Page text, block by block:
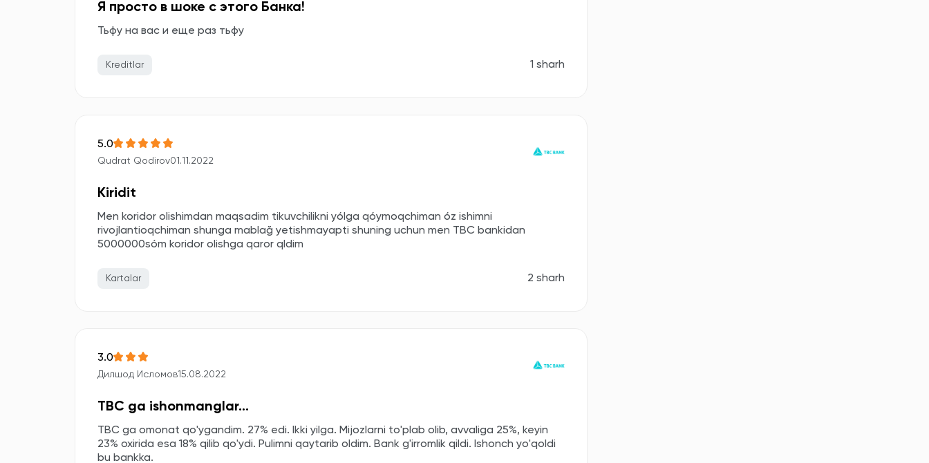
Я просто в шоке с этого Банка!
Тьфу на вас и еще раз тьфу
Kreditlar 1 sharh
5.0
Qudrat Qodirov01.11.2022
Kiridit
Men koridor olishimdan maqsadim tikuvchilikni yólga qóymoqchiman óz ishimni
rivojlantioqchiman shunga mablağ yetishmayapti shuning uchun men TBC bankidan
5000000sóm koridor olishga qaror qldim
Kartalar 2 sharh
3.0
Дилшод Исломов15.08.2022
TBC ga ishonmanglar...
TBC ga omonat qo'ygandim. 27% edi. Ikki yilga. Mijozlarni to'plab olib, avvaliga 25%, keyin
23% oxirida esa 18% qilib qo'ydi. Pulimni qaytarib oldim. Bank g'irromlik qildi. Ishonch yo'qoldi
bu bankka.